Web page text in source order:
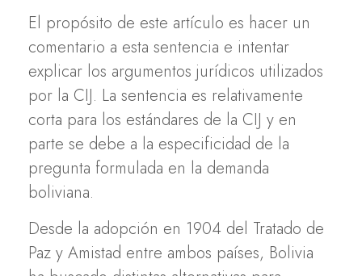
El propósito de este artículo es hacer un
comentario a esta sentencia e intentar
explicar los argumentos jurídicos utilizados
por la CIJ. La sentencia es relativamente
corta para los estándares de la CIJ y en
parte se debe a la especificidad de la
pregunta formulada en la demanda
boliviana.
Desde la adopción en 1904 del Tratado de
Paz y Amistad entre ambos países, Bolivia